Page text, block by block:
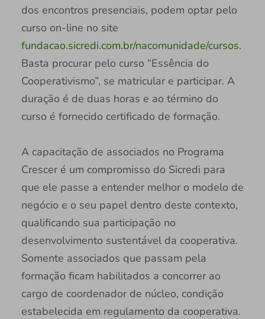
dos encontros presenciais, podem optar pelo
curso on-line no site
fundacao.sicredi.com.br/nacomunidade/cursos.
Basta procurar pelo curso “Essência do
Cooperativismo”, se matricular e participar. A
duração é de duas horas e ao término do
curso é fornecido certificado de formação.
A capacitação de associados no Programa
Crescer é um compromisso do Sicredi para
que ele passe a entender melhor o modelo de
negócio e o seu papel dentro deste contexto,
qualificando sua participação no
desenvolvimento sustentável da cooperativa.
Somente associados que passam pela
formação ficam habilitados a concorrer ao
cargo de coordenador de núcleo, condição
estabelecida em regulamento da cooperativa.